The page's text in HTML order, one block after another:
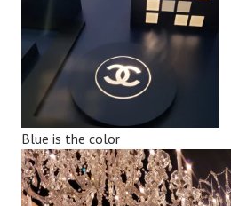
Blue is the color